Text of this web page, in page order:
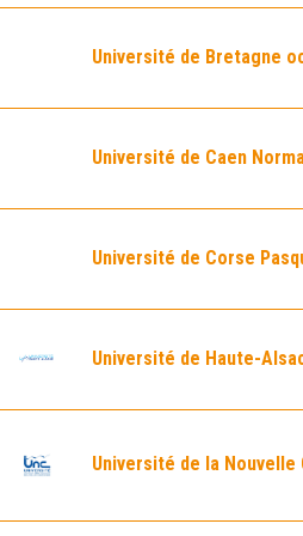
Université de Bretagne
Université de Caen
Université de Corse
Université de Haute-
Université de la Nouvelle